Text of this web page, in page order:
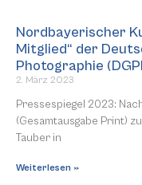
Nordbayerischer
Mitglied“ der
Photographie
2. März 2023
Pressespiegel 2023:
(Gesamtausgabe Print)
Tauber in
Weiterlesen »